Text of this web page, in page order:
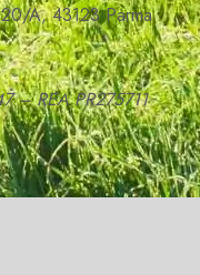
A, 43123 Parma
– REA PR275711